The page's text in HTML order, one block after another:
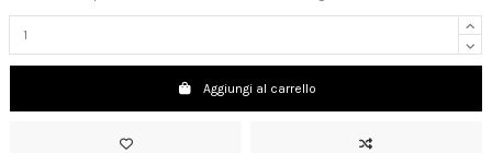
Aggiungi al carrello